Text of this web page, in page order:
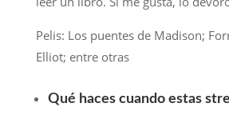
Pelis: Los puentes de Madison;
Elliot; entre otras
Qué haces cuando estas